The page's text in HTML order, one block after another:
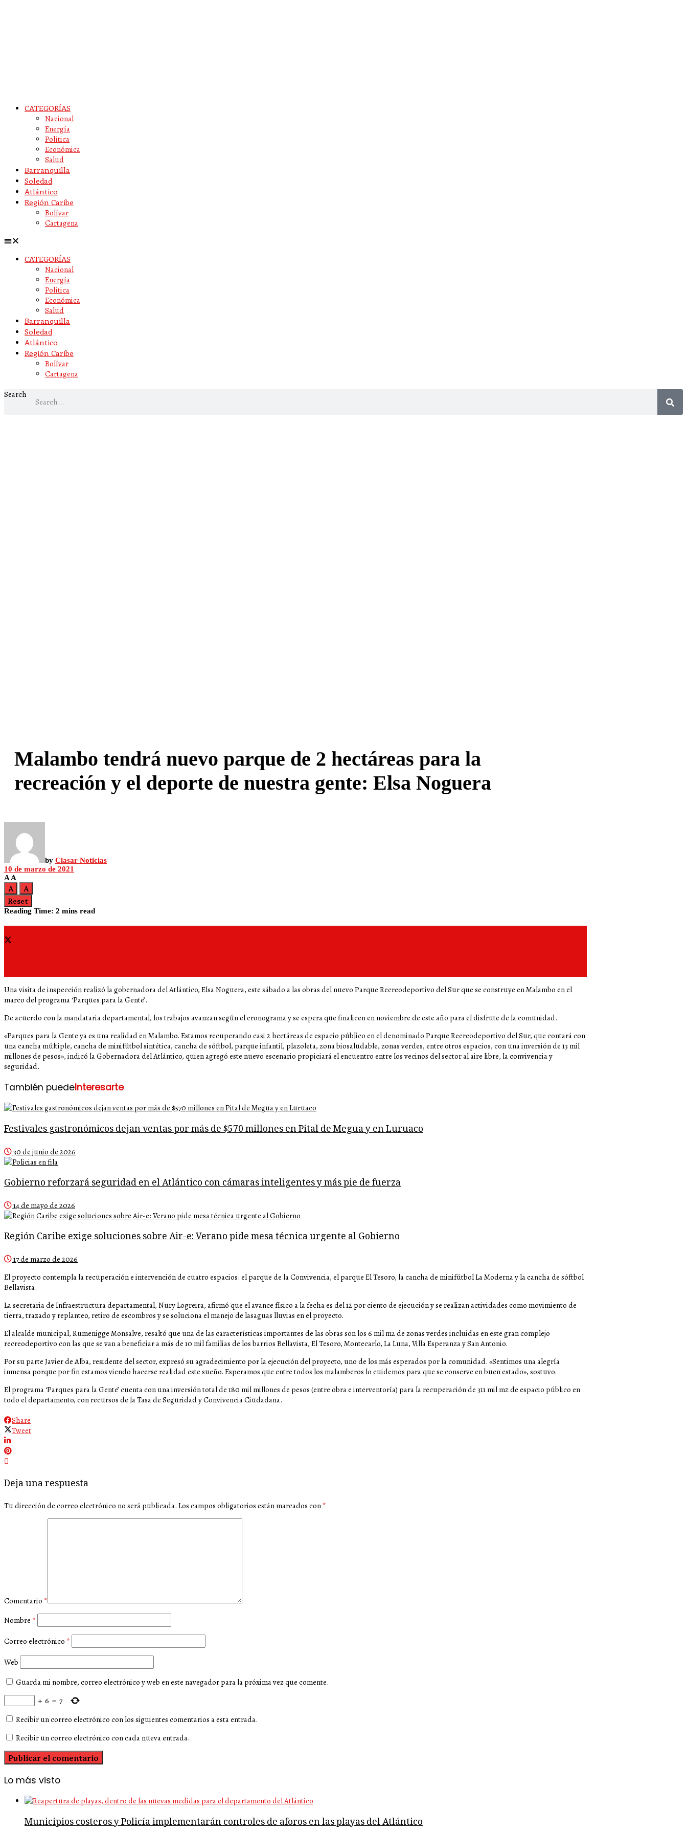
CATEGORÍAS
Nacional
Energía
Política
Económica
Salud
Barranquilla
Soledad
Atlántico
Región Caribe
Bolívar
Cartagena
CATEGORÍAS
Nacional
Energía
Política
Económica
Salud
Barranquilla
Soledad
Atlántico
Región Caribe
Bolívar
Cartagena
Search
Malambo tendrá nuevo parque de 2 hectáreas para la
recreación y el deporte de nuestra gente: Elsa Noguera
by Clasar Noticias
10 de marzo de 2021
AA
A
A
Reset
Reading Time: 2 mins read
Una visita de inspección realizó la gobernadora del Atlántico, Elsa Noguera, este sábado a las obras del nuevo Parque Recreodeportivo del Sur que se construye en Malambo en el
marco del programa ‘Parques para la Gente’.
De acuerdo con la mandataria departamental, los trabajos avanzan según el cronograma y se espera que finalicen en noviembre de este año para el disfrute de la comunidad.
«Parques para la Gente ya es una realidad en Malambo. Estamos recuperando casi 2 hectáreas de espacio público en el denominado Parque Recreodeportivo del Sur, que contará con
una cancha múltiple, cancha de minifútbol sintética, cancha de sóftbol, parque infantil, plazoleta, zona biosaludable, zonas verdes, entre otros espacios, con una inversión de 13 mil
millones de pesos», indicó la Gobernadora del Atlántico, quien agregó este nuevo escenario propiciará el encuentro entre los vecinos del sector al aire libre, la convivencia y
seguridad.
También puedeInteresarte
Festivales gastronómicos dejan ventas por más de $570 millones en Pital de Megua y en Luruaco
30 de junio de 2026
Gobierno reforzará seguridad en el Atlántico con cámaras inteligentes y más pie de fuerza
14 de mayo de 2026
Región Caribe exige soluciones sobre Air-e: Verano pide mesa técnica urgente al Gobierno
17 de marzo de 2026
El proyecto contempla la recuperación e intervención de cuatro espacios: el parque de la Convivencia, el parque El Tesoro, la cancha de minifútbol La Moderna y la cancha de sóftbol
Bellavista.
La secretaria de Infraestructura departamental, Nury Logreira, afirmó que el avance físico a la fecha es del 12 por ciento de ejecución y se realizan actividades como movimiento de
tierra, trazado y replanteo, retiro de escombros y se soluciona el manejo de lasaguas lluvias en el proyecto.
El alcalde municipal, Rumenigge Monsalve, resaltó que una de las características importantes de las obras son los 6 mil m2 de zonas verdes incluidas en este gran complejo
recreodeportivo con las que se van a beneficiar a más de 10 mil familias de los barrios Bellavista, El Tesoro, Montecarlo, La Luna, Villa Esperanza y San Antonio.
Por su parte Javier de Alba, residente del sector, expresó su agradecimiento por la ejecución del proyecto, uno de los más esperados por la comunidad. «Sentimos una alegría
inmensa porque por fin estamos viendo hacerse realidad este sueño. Esperamos que entre todos los malamberos lo cuidemos para que se conserve en buen estado», sostuvo.
El programa ‘Parques para la Gente’ cuenta con una inversión total de 180 mil millones de pesos (entre obra e interventoría) para la recuperación de 311 mil m2 de espacio público en
todo el departamento, con recursos de la Tasa de Seguridad y Convivencia Ciudadana.
Share
Tweet
Deja una respuesta
Tu dirección de correo electrónico no será publicada. Los campos obligatorios están marcados con *
Comentario *
Nombre *
Correo electrónico *
Web
Guarda mi nombre, correo electrónico y web en este navegador para la próxima vez que comente.
+ 6 = 7
Recibir un correo electrónico con los siguientes comentarios a esta entrada.
Recibir un correo electrónico con cada nueva entrada.
Lo más visto
Municipios costeros y Policía implementarán controles de aforos en las playas del Atlántico